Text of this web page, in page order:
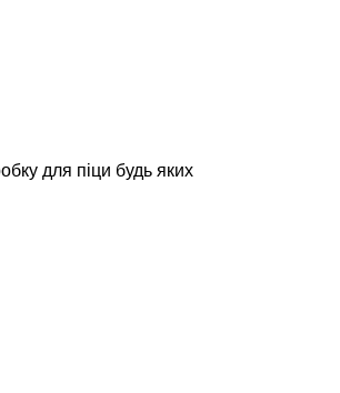
для піци будь яких